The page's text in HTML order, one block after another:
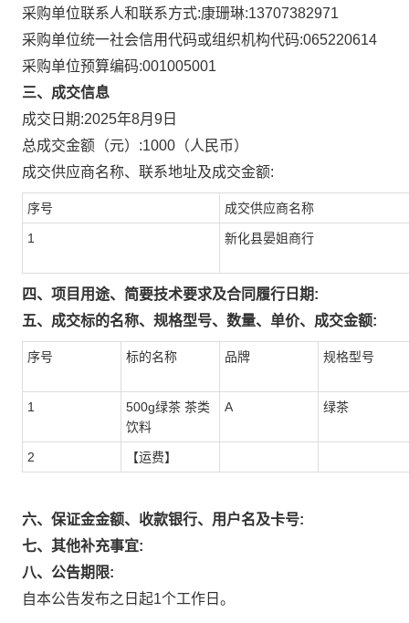
采购单位联系人和联系方式:康珊琳:13707382971
采购单位统一社会信用代码或组织机构代码:065220614
采购单位预算编码:001005001
三、成交信息
成交日期:2025年8月9日
总成交金额（元）:1000 （人民币）
成交供应商名称、联系地址及成交金额:
序号 成交供应商名称
1 新化县晏姐商行
四、项目用途、简要技术要求及合同履行日期:
五、成交标的名称、规格型号、数量、单价、成交金额:
序号 标的名称 品牌 规格型号
1
500g绿茶 茶类
饮料
A 绿茶
2 【运费】
六、保证金金额、收款银行、用户名及卡号:
七、其他补充事宜:
八、公告期限:
自本公告发布之日起1个工作日。